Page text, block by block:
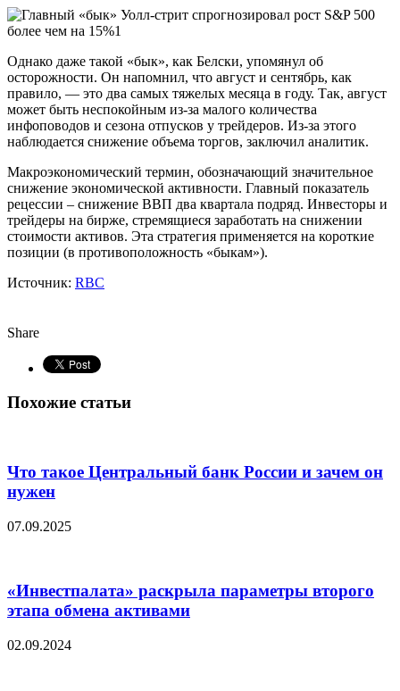
Однако даже такой «бык», как Белски, упомянул об
осторожности. Он напомнил, что август и сентябрь, как
правило, — это два самых тяжелых месяца в году. Так, август
может быть неспокойным из-за малого количества
инфоповодов и сезона отпусков у трейдеров. Из-за этого
наблюдается снижение объема торгов, заключил аналитик.
Макроэкономический термин, обозначающий значительное
снижение экономической активности. Главный показатель
рецессии – снижение ВВП два квартала подряд. Инвесторы и
трейдеры на бирже, стремящиеся заработать на снижении
стоимости активов. Эта стратегия применяется на короткие
позиции (в противоположность «быкам»).
Источник: RBC
Share
Похожие статьи
Что такое Центральный банк России и зачем он
нужен
07.09.2025
«Инвестпалата» раскрыла параметры второго
этапа обмена активами
02.09.2024